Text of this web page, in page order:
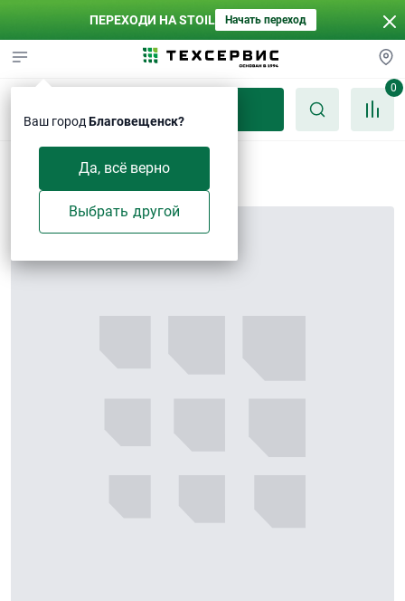
ПЕРЕХОДИ НА STOIL Начать переход
Ваш город Благовещенск?
Да, всё верно
Выбрать другой
0
Втулка